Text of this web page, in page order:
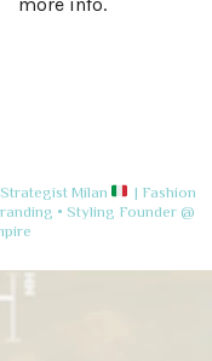
Milan
| Fashion
• Styling Founder @